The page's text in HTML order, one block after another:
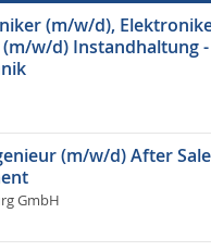
(m/w/d),
(m/w/d) Instandhaltung
(m/w/d) After
GmbH